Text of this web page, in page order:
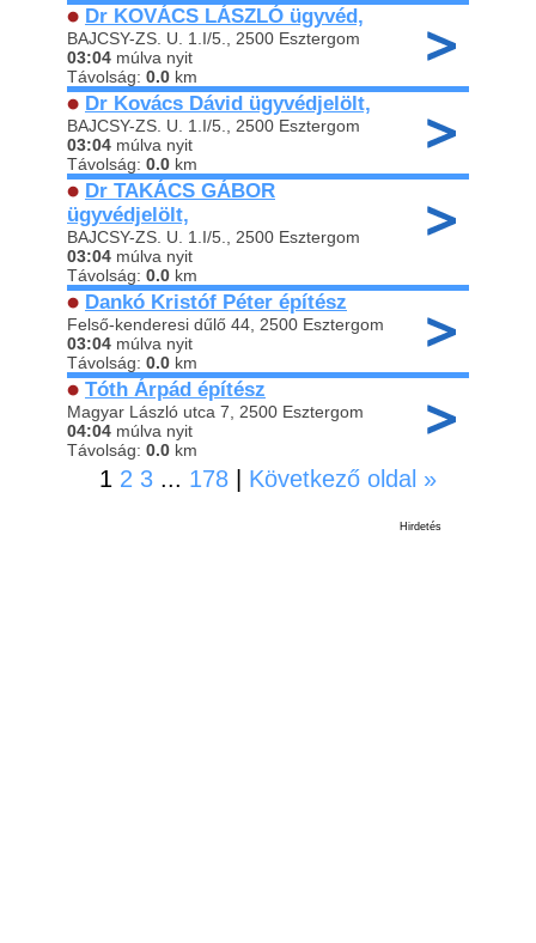
Dr KOVÁCS LÁSZLÓ ügyvéd,
BAJCSY-ZS. U. 1.I/5., 2500 Esztergom
03:04 múlva nyit
Távolság: 0.0 km
Dr Kovács Dávid ügyvédjelölt,
BAJCSY-ZS. U. 1.I/5., 2500 Esztergom
03:04 múlva nyit
Távolság: 0.0 km
Dr TAKÁCS GÁBOR
ügyvédjelölt,
BAJCSY-ZS. U. 1.I/5., 2500 Esztergom
03:04 múlva nyit
Távolság: 0.0 km
Dankó Kristóf Péter építész
Felső-kenderesi dűlő 44, 2500 Esztergom
03:04 múlva nyit
Távolság: 0.0 km
Tóth Árpád építész
Magyar László utca 7, 2500 Esztergom
04:04 múlva nyit
Távolság: 0.0 km
1 2 3 ... 178 Következő oldal »
Hirdetés